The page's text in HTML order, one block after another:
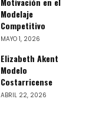
Modelaje
Competitivo
MAYO 1, 2026
Elizabeth Akent
Modelo
Costarricense
ABRIL 22, 2026